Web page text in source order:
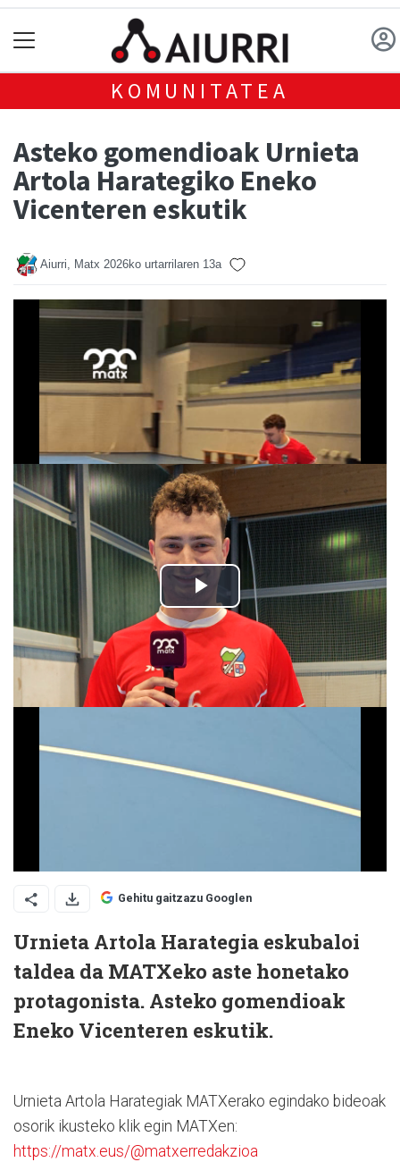
KOMUNITATEA
Asteko gomendioak Urnieta
Artola Harategiko Eneko
Vicenteren eskutik
Aiurri, Matx 2026ko urtarrilaren 13a
Gehitu gaitzazu Googlen
Urnieta Artola Harategia eskubaloi
taldea da MATXeko aste honetako
protagonista. Asteko gomendioak
Eneko Vicenteren eskutik.
Urnieta Artola Harategiak MATXerako egindako bideoak
osorik ikusteko klik egin MATXen:
https://matx.eus/@matxerredakzioa